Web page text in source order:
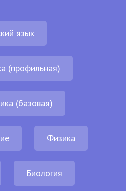
язык
(профильная)
(базовая)
Физика
Биология